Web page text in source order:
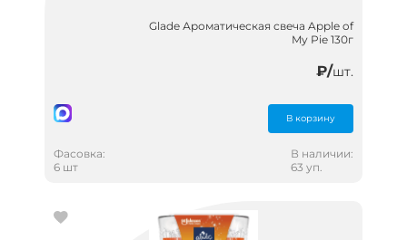
Glade Ароматическая свеча Apple of
My Pie 130г
₽/шт.
В корзину
Фасовка:
6 шт
В наличии:
63 уп.